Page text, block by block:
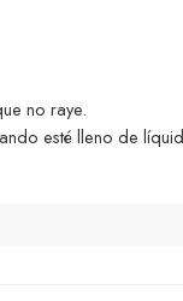
no raye.
esté lleno de